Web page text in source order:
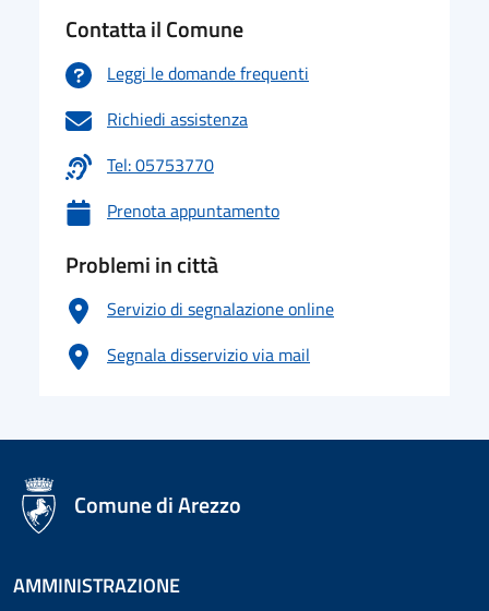
Contatta il Comune
Leggi le domande frequenti
Richiedi assistenza
Tel: 05753770
Prenota appuntamento
Problemi in città
Servizio di segnalazione online
Segnala disservizio via mail
logo Unione Europea
Comune di Arezzo
AMMINISTRAZIONE